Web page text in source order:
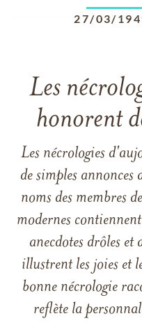
27/03/
Les
honorent
Les nécrologies
de simples annonces
noms des membres
modernes
anecdotes drôles
illustrent les joies et
bonne nécrologie
reflète la